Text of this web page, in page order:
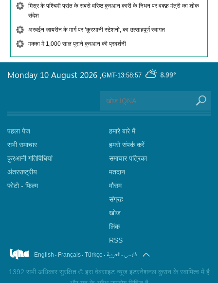
मिस्र के पश्चिमी प्रांत के सबसे वरिष्ठ क़ुरआन क़ारी के निधन पर वक्फ़ मंत्री का शोक
संदेश
अरबईन ज़ायरीन के मार्ग पर ‘क़ुरआनी स्टेशनो, का उत्साहपूर्ण स्वागत
मक्का में 1,000 साल पुराने कुरआन की प्रदर्शनी
GMT-13:58:57 8.99°
Monday 10 August 2026 ,
पहला पेज
सभी समाचार
कुरआनी गतिविधियां
अंतरराष्ट्रीय
फोटो - फिल्म
हमारे बारे में
हमसे संपर्क करें
समाचार पत्रिका
मतदान
मौसम
संग्रह
खोज
लिंक
RSS
English . Français. Türkçe . العربیة.فارسی
1392 सभी अधिकार सुरक्षित © इस वेबसाइट न्यूज इंटरनेशनल कुरान के स्वामित्व में है